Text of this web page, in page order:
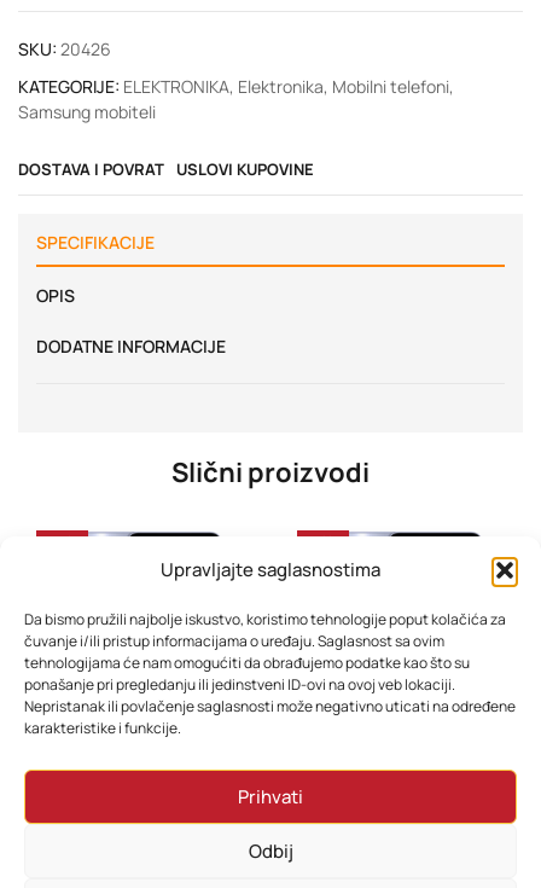
Upravljajte saglasnostima
Da bismo pružili najbolje iskustvo, koristimo tehnologije poput kolačića za
čuvanje i/ili pristup informacijama o uređaju. Saglasnost sa ovim
tehnologijama će nam omogućiti da obrađujemo podatke kao što su
ponašanje pri pregledanju ili jedinstveni ID-ovi na ovoj veb lokaciji.
Nepristanak ili povlačenje saglasnosti može negativno uticati na određene
karakteristike i funkcije.
Prihvati
Odbij
SKU: 20426
KATEGORIJE: ELEKTRONIKA, Elektronika, Mobilni telefoni,
Samsung mobiteli
DOSTAVA I POVRAT USLOVI KUPOVINE
SPECIFIKACIJE
OPIS
DODATNE INFORMACIJE
Slični proizvodi
-33% -32%